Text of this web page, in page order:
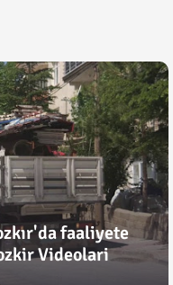
faaliyete
Videolari